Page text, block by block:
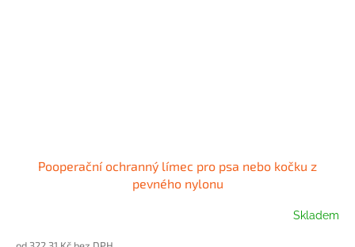
Pooperační ochranný límec pro psa nebo kočku z
pevného nylonu
Skladem